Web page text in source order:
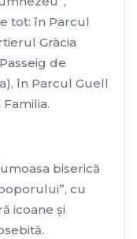
tot: în Parcul
Gràcia
de
în Parcul Guell
biserică
cu
icoane şi